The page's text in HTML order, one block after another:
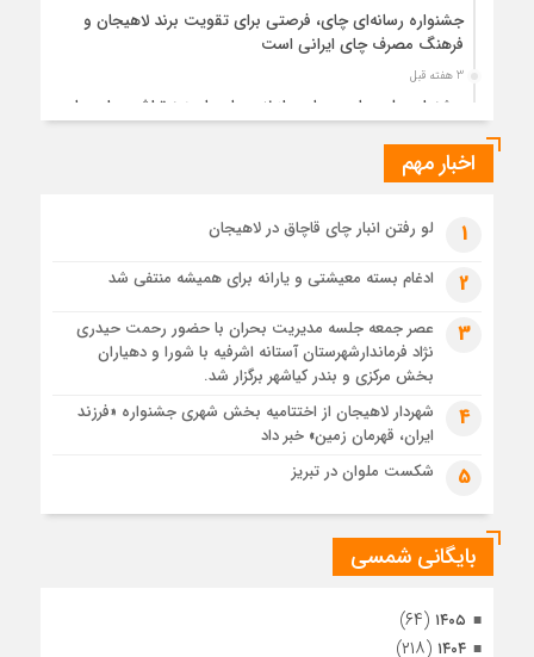
جشنواره رسانه‌ای چای، فرصتی برای تقویت برند لاهیجان و
فرهنگ مصرف چای ایرانی است
3 هفته قبل
جشنواره ملی چای، حمایت از لاهیجان یا هزینه‌تراشی برای چای
4 هفته قبل
4 هفته قبل
رئوف
تصاویر هوایی مراسم تشییع پیکر مطهر آقای شهید ایران – مشهد
مراسم تشییع پیکر مطهر آقای شهید ایران – مشهد
تصاویری از تراکم جمعیت حاضر در میدان ثورهالعشرین نجف
اشرف
اخبار مهم
1 لو رفتن انبار چای قاچاق در لاهیجان
2 ادغام بسته معیشتی و یارانه برای همیشه منتفی شد
3
عصر جمعه جلسه مدیریت بحران با حضور رحمت حیدری
نژاد فرماندارشهرستان آستانه اشرفیه با شورا و دهیاران
بخش مرکزی و بندر کیاشهر برگزار شد.
4
شهردار لاهیجان از اختتامیه بخش شهری جشنواره «فرزند
ایران، قهرمان زمین» خبر داد
5 شکست ملوان در تبریز
بایگانی شمسی
۱۴۰۵ (۶۴)
۱۴۰۴ (۲۱۸)